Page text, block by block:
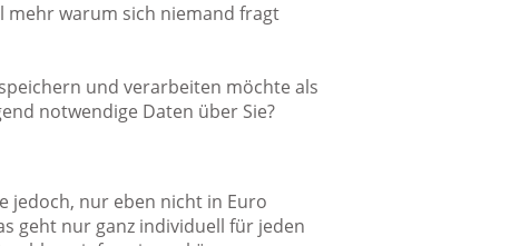
mehr warum sich niemand fragt
und verarbeiten möchte als
notwendige Daten über Sie?
jedoch, nur eben nicht in Euro
geht nur ganz individuell für jeden